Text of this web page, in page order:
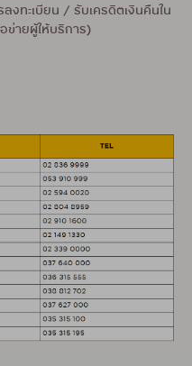
ทะเบียน / รับเครดิตเงินคืนใน
ข่ายผู้ให้บริการ)